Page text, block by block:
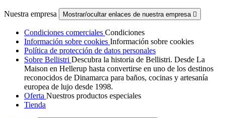
Nuestra empresa Mostrar/ocultar enlaces de nuestra empresa 
Condiciones comerciales Condiciones
Información sobre cookies Información sobre cookies
Política de protección de datos personales
Sobre Bellistri Descubra la historia de Bellistri. Desde La
Maison en Hellerup hasta convertirse en uno de los destinos
reconocidos de Dinamarca para baños, cocinas y artesanía
europea de lujo desde 1998.
Oferta Nuestros productos especiales
Tienda